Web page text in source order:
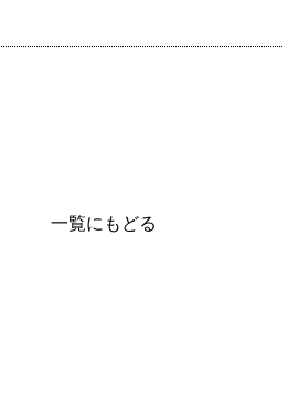
一覧にもどる